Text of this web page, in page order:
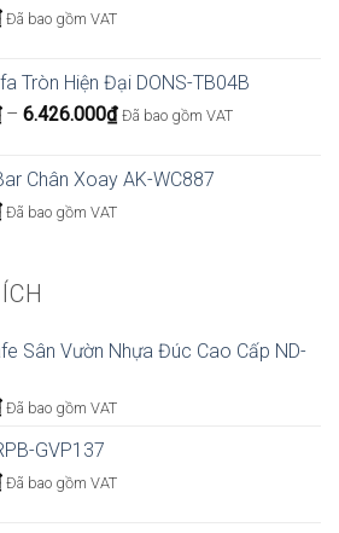
Đã bao gồm VAT
Tròn Hiện Đại DONS-TB04B
– 6.426.000₫Khoảng
4.266.000₫
đến
Đã bao gồm VAT
Chân Xoay AK-WC887
Đã bao gồm VAT
Sân Vườn Nhựa Đúc Cao Cấp ND-
Đã bao gồm VAT
GVP137
Đã bao gồm VAT